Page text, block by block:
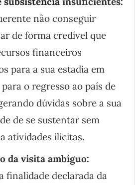
não conseguir
de forma credível que
financeiros
para a sua estadia em
o regresso ao país de
dúvidas sobre a sua
de se sustentar sem
atividades ilícitas.
da visita ambíguo:
finalidade declarada da